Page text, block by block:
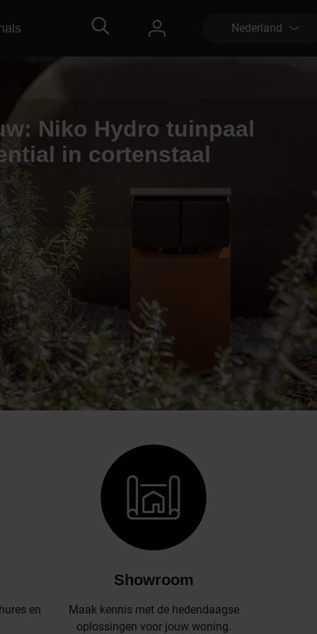
Nederland
Niko Hydro tuinpaal
in cortenstaal
en
Showroom
Maak kennis met de hedendaagse
oplossingen voor jouw woning.